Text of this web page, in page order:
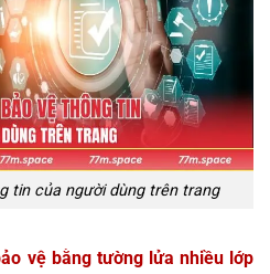
tin của người dùng trên trang
vệ bằng tường lửa nhiều lớp